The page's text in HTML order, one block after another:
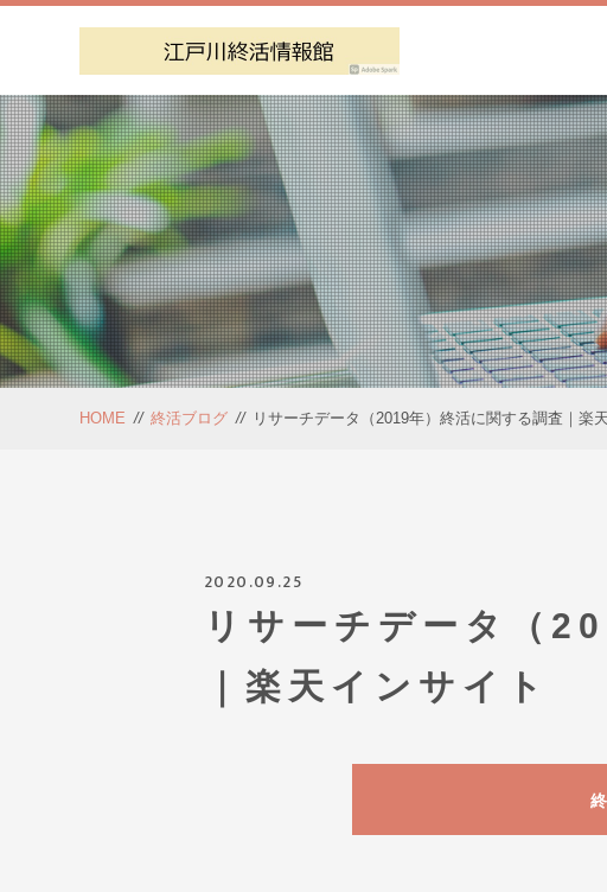
HOME // 終活ブログ // リサーチデータ（2019年）終活に関する調査｜楽
2020.09.25
リサーチデータ（
｜楽天インサイト